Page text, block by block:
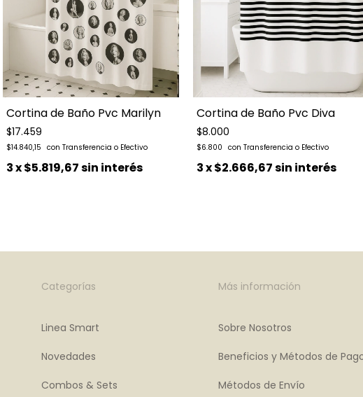
Cortina de Baño Pvc Marilyn
$17.459
$14.840,15
3x$5.819,67sin interés
Cortina de Baño Pvc Diva
$8.000
$6.800
3x$2.666,67sin interés
Categorías
Linea Smart
Novedades
Combos & Sets
Más información
Sobre Nosotros
Beneficios y Métodos de
Métodos de Envío